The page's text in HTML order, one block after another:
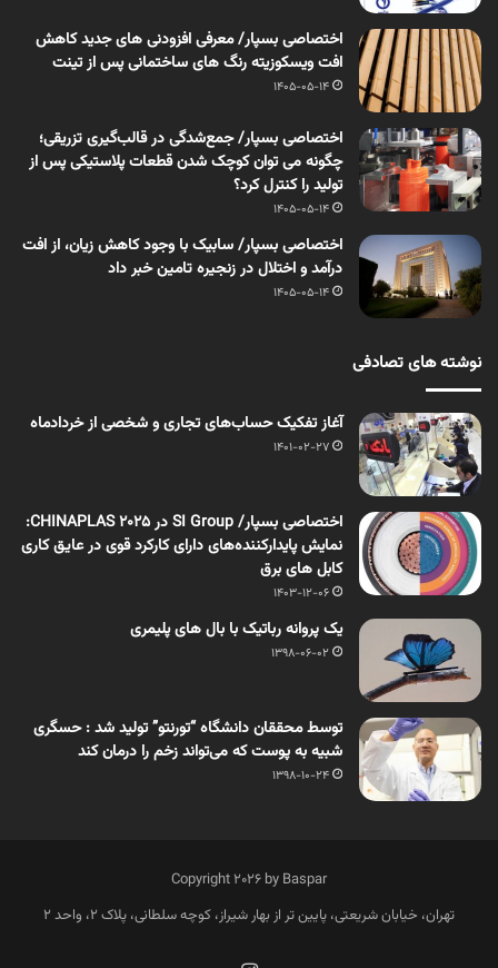
اختصاصی بسپار/ معرفی افزودنی های جدید کاهش
افت ویسکوزیته رنگ های ساختمانی پس از تینت
1405-05-14
اختصاصی بسپار/ جمع‌شدگی در قالب‌گیری تزریقی؛
چگونه می توان کوچک شدن قطعات پلاستیکی پس از
تولید را کنترل کرد؟
1405-05-14
اختصاصی بسپار/ سابیک با وجود کاهش زیان، از افت
درآمد و اختلال در زنجیره تامین خبر داد
1405-05-14
نوشته های تصادفی
آغاز تفکیک حساب‌های تجاری و شخصی از خردادماه
1401-02-27
اختصاصی بسپار/ SI Group در CHINAPLAS 2025:
نمایش پایدارکننده‌های دارای کارکرد قوی در عایق کاری
کابل های برق
1403-12-06
یک پروانه رباتیک با بال های پلیمری
1398-06-02
توسط محققان دانشگاه “تورنتو” تولید شد : حسگری
شبیه به پوست که می‌تواند زخم را درمان کند
1398-10-24
Copyright 2026 by Baspar
تهران، خیابان شریعتی، پایین تر از بهار شیراز، کوچه سلطانی، پلاک 2، واحد 2